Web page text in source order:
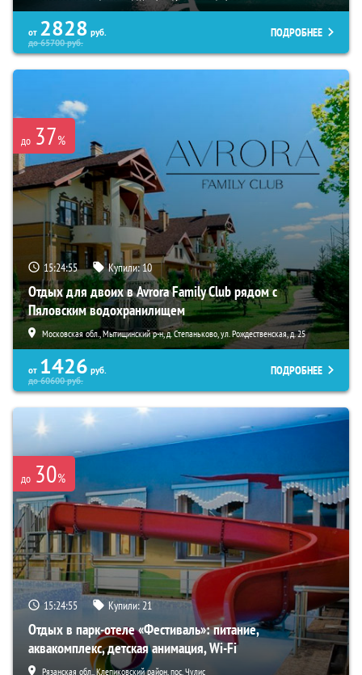
от 2828 руб.
до65700руб.
ПОДРОБНЕЕ
до 37%
15:24:54 Купили:10
Отдых для двоих в Avrora Family Club рядом с
Пяловским водохранилищем
Московская обл., Мытищинский р-н, д. Степаньково, ул. Рождественская, д. 25
от 1426 руб.
до60600руб.
ПОДРОБНЕЕ
до 30%
15:24:54 Купили:21
Отдых в парк-отеле «Фестиваль»: питание,
аквакомплекс, детская анимация, Wi-Fi
Рязанская обл., Клепиковский район, пос. Чулис